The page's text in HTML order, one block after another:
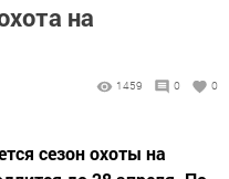
на
1459 0 0
сезон охоты на